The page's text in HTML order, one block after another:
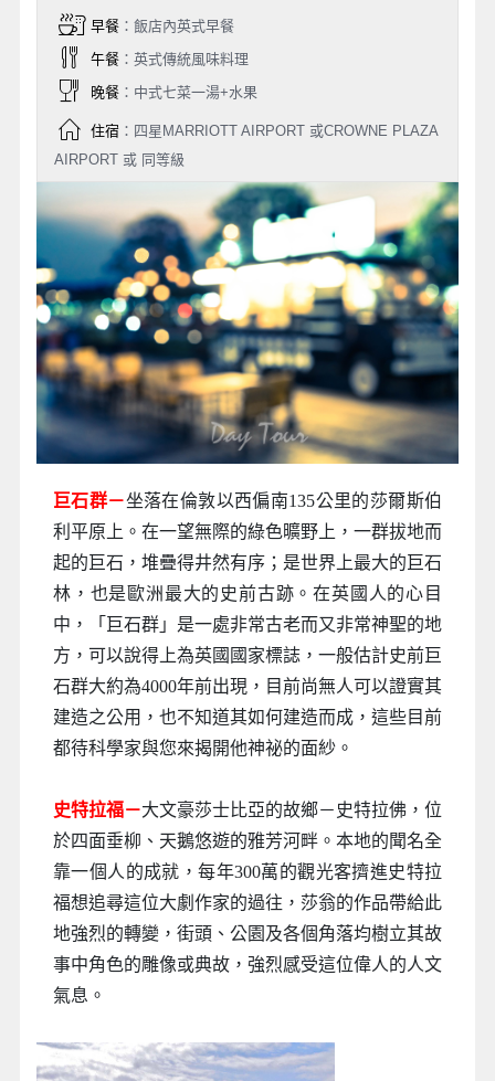
早餐：飯店內英式早餐
午餐：英式傳統風味料理
晚餐：中式七菜一湯+水果
住宿：四星MARRIOTT AIRPORT 或CROWNE PLAZA
AIRPORT 或 同等級
巨石群－坐落在倫敦以西偏南135公里的莎爾斯伯
利平原上。在一望無際的綠色曠野上，一群拔地而
起的巨石，堆疊得井然有序；是世界上最大的巨石
林，也是歐洲最大的史前古跡。在英國人的心目
中，「巨石群」是一處非常古老而又非常神聖的地
方，可以說得上為英國國家標誌，一般估計史前巨
石群大約為4000年前出現，目前尚無人可以證實其
建造之公用，也不知道其如何建造而成，這些目前
都待科學家與您來揭開他神祕的面紗。
史特拉福－大文豪莎士比亞的故鄉－史特拉佛，位
於四面垂柳、天鵝悠遊的雅芳河畔。本地的聞名全
靠一個人的成就，每年300萬的觀光客擠進史特拉
福想追尋這位大劇作家的過往，莎翁的作品帶給此
地強烈的轉變，街頭、公園及各個角落均樹立其故
事中角色的雕像或典故，強烈感受這位偉人的人文
氣息。